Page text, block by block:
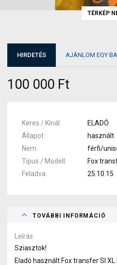
TÉRKÉP
HIRDETÉS AJÁNLOM EGY
100 000 Ft
Keres / Kínál
ELADÓ
Állapot
használt
Nem
férfi/
Típus / Modell
Fox
Feladva
25.10.15
TOVÁBBI INFORMÁCIÓ
Leírás
Sziasztok!
Eladó használt Fox transfer Sl